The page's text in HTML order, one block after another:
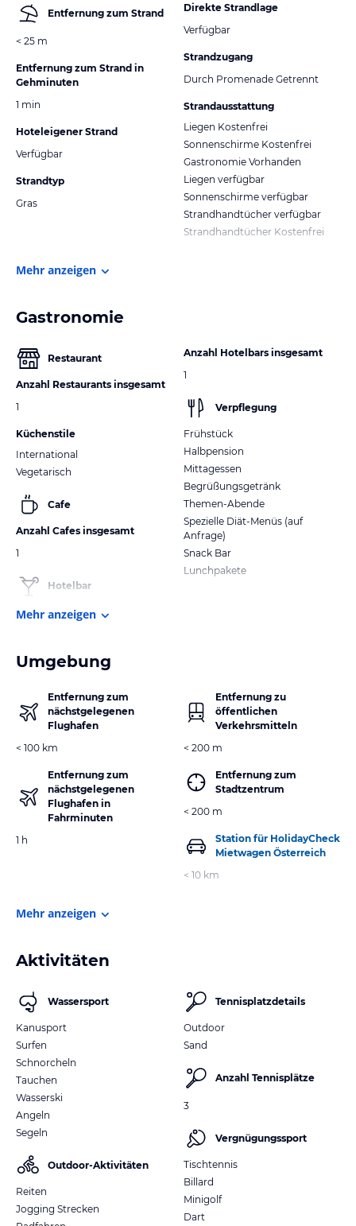
Entfernung zum Strand
< 25 m
Entfernung zum Strand in
Gehminuten
1 min
Hoteleigener Strand
Verfügbar
Strandtyp
Gras
Direkte Strandlage
Verfügbar
Strandzugang
Durch Promenade Getrennt
Strandausstattung
Liegen Kostenfrei
Sonnenschirme Kostenfrei
Gastronomie Vorhanden
Liegen verfügbar
Sonnenschirme verfügbar
Strandhandtücher verfügbar
Strandhandtücher Kostenfrei
Mehr anzeigen
Gastronomie
Restaurant
Anzahl Restaurants insgesamt
1
Küchenstile
International
Vegetarisch
Cafe
Anzahl Cafes insgesamt
1
Hotelbar
Anzahl Hotelbars insgesamt
1
Verpflegung
Frühstück
Halbpension
Mittagessen
Begrüßungsgetränk
Themen-Abende
Spezielle Diät-Menüs (auf
Anfrage)
Snack Bar
Lunchpakete
Mehr anzeigen
Umgebung
Entfernung zum
nächstgelegenen
Flughafen
< 100 km
Entfernung zum
nächstgelegenen
Flughafen in
Fahrminuten
1 h
Entfernung zu
öffentlichen
Verkehrsmitteln
< 200 m
Entfernung zum
Stadtzentrum
< 200 m
Station für HolidayCheck
Mietwagen Österreich
< 10 km
Mehr anzeigen
Aktivitäten
Wassersport
Kanusport
Surfen
Schnorcheln
Tauchen
Wasserski
Angeln
Segeln
Outdoor-Aktivitäten
Reiten
Jogging Strecken
Tennisplatzdetails
Outdoor
Sand
Anzahl Tennisplätze
3
Vergnügungssport
Tischtennis
Billard
Minigolf
Dart